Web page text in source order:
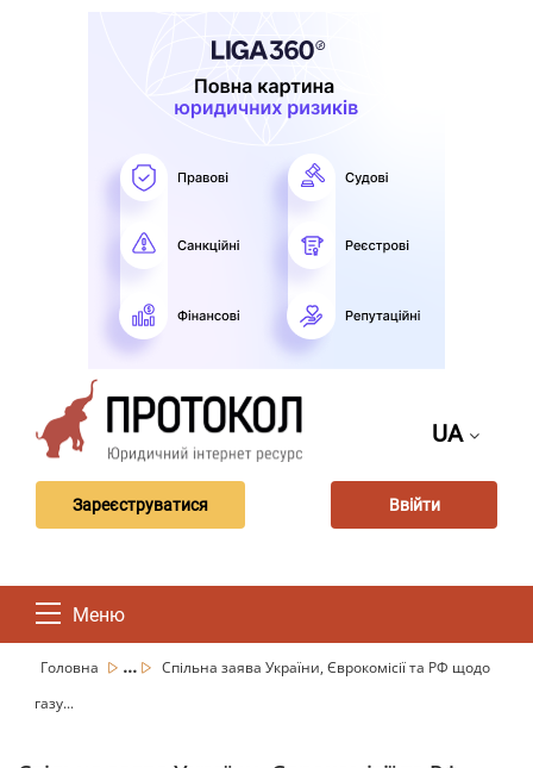
UA
Зареєструватися Ввійти
Меню
Головна ...
Спільна заява України, Єврокомісії та РФ щодо
газу...